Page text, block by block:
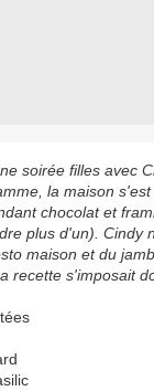
soirée filles avec
la maison s'est
chocolat et
plus d'un). Cindy
maison et du
recette s'imposait